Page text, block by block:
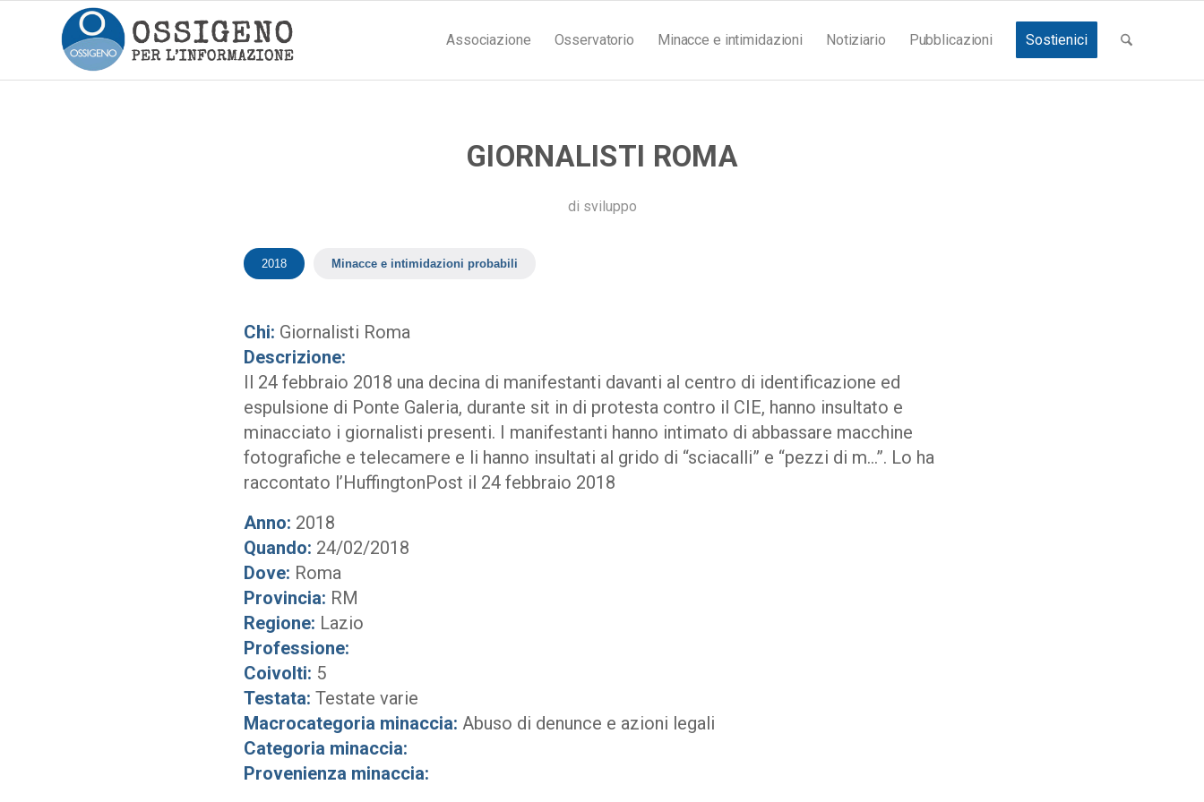
Associazione Osservatorio Minacce e intimidazioni Notiziario Pubblicazioni Sostienici
GIORNALISTI ROMA
di sviluppo
2018 Minacce e intimidazioni probabili
Chi: Giornalisti Roma
Descrizione:
Il 24 febbraio 2018 una decina di manifestanti davanti al centro di identificazione ed
espulsione di Ponte Galeria, durante sit in di protesta contro il CIE, hanno insultato e
minacciato i giornalisti presenti. I manifestanti hanno intimato di abbassare macchine
fotografiche e telecamere e li hanno insultati al grido di “sciacalli” e “pezzi di m…”. Lo ha
raccontato l’HuffingtonPost il 24 febbraio 2018
Anno: 2018
Quando: 24/02/2018
Dove: Roma
Provincia: RM
Regione: Lazio
Professione:
Coivolti: 5
Testata: Testate varie
Macrocategoria minaccia: Abuso di denunce e azioni legali
Categoria minaccia:
Provenienza minaccia: